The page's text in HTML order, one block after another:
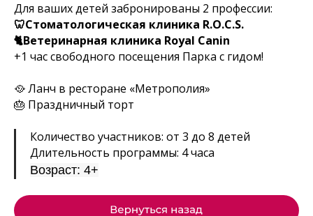
Для ваших детей забронированы 2 профессии:
🦷Стоматологическая клиника R.O.C.S.
🐈Ветеринарная клиника Royal Canin
+1 час свободного посещения Парка с гидом!
🥘 Ланч в ресторане «Метрополия»
🎂 Праздничный торт
Количество участников: от 3 до 8 детей
Длительность программы: 4 часа
Возраст: 4+